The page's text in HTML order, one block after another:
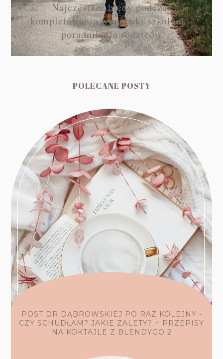
Najczęstsze błędy podczas
kompletowania wyprawki szkolnej –
poradnik dla rodziców
POLECANE POSTY
POST DR DĄBROWSKIEJ PO RAZ KOLEJNY -
CZY SCHUDŁAM? JAKIE ZALETY? + PRZEPISY
NA KOKTAJLE Z BLENDYGO 2